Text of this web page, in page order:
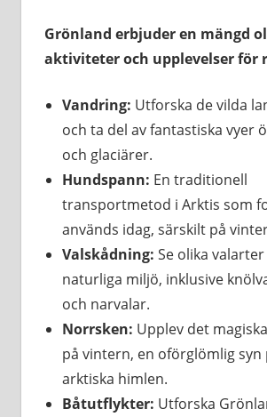
Grönland erbjuder en mängd
aktiviteter och upplevelser för
Vandring: Utforska de vilda
och ta del av fantastiska vyer
och glaciärer.
Hundspann: En traditionell
transportmetod i Arktis som
används idag, särskilt på
Valskådning: Se olika
naturliga miljö, inklusive
och narvalar.
Norrsken: Upplev det
på vintern, en oförglömlig syn
arktiska himlen.
Båtutflykter: Utforska